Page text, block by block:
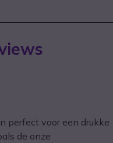
perfect voor een drukke
de onze